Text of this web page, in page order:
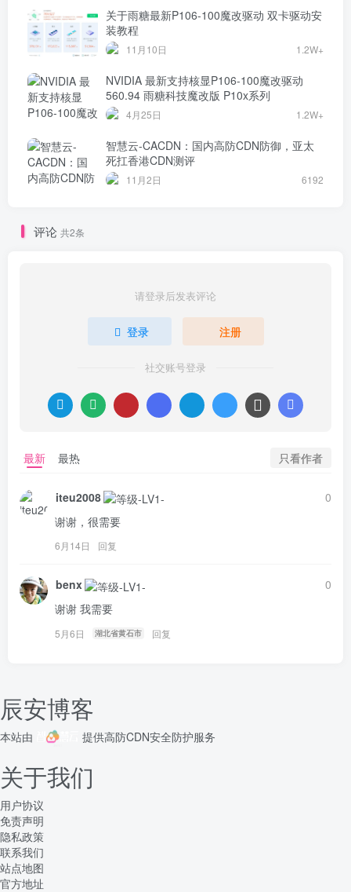
关于雨糖最新P106-100魔改驱动 双卡驱动安
装教程
11月10日 1.2W+
NVIDIA 最新支持核显P106-100魔改驱动
560.94 雨糖科技魔改版 P10x系列
4月25日 1.2W+
智慧云-CACDN：国内高防CDN防御，亚太
死扛香港CDN测评
11月2日 6192
评论 共2条
请登录后发表评论
登录 注册
社交账号登录
最新 最热 只看作者
iteu2008
0
谢谢，很需要
6月14日 回复
benx
0
谢谢 我需要
5月6日 湖北省黄石市 回复
辰安博客
本站由 提供高防CDN安全防护服务
关于我们
用户协议
免责声明
隐私政策
联系我们
站点地图
官方地址